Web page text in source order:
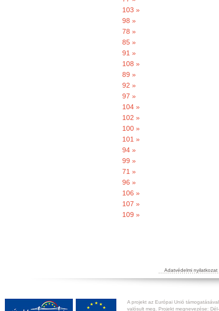
103 »
98 »
78 »
85 »
91 »
108 »
89 »
92 »
97 »
104 »
102 »
100 »
101 »
94 »
99 »
71 »
96 »
106 »
107 »
109 »
Adatvédelmi nyilatkozat
A projekt az Európai Unió
valósult meg. Projekt megnevezése: